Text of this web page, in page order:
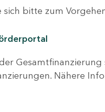
sich bitte zum
Nähere